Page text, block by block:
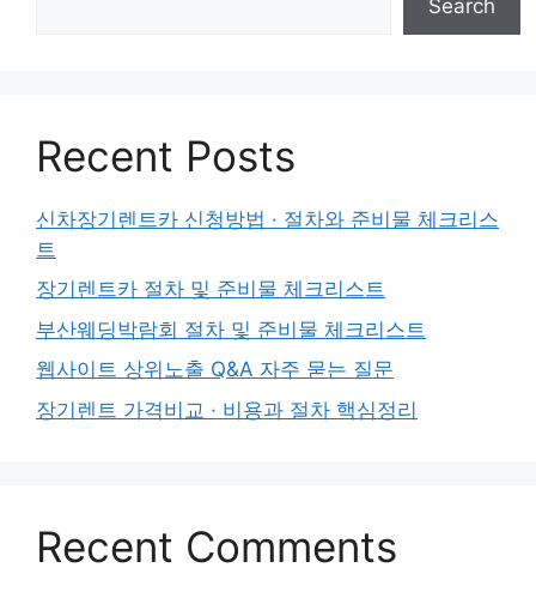
Search
Recent Posts
신차장기렌트카 신청방법 · 절차와 준비물 체크리스
트
장기렌트카 절차 및 준비물 체크리스트
부산웨딩박람회 절차 및 준비물 체크리스트
웹사이트 상위노출 Q&A 자주 묻는 질문
장기렌트 가격비교 · 비용과 절차 핵심정리
Recent Comments